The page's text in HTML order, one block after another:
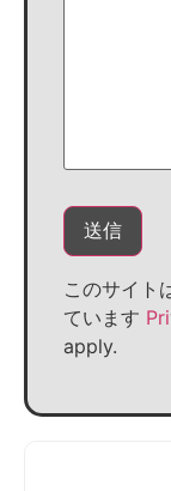
このサイト
ています
apply.